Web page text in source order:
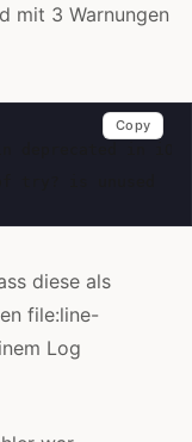
mit 3 Warnungen
Copy
diese als
file:line-
Log